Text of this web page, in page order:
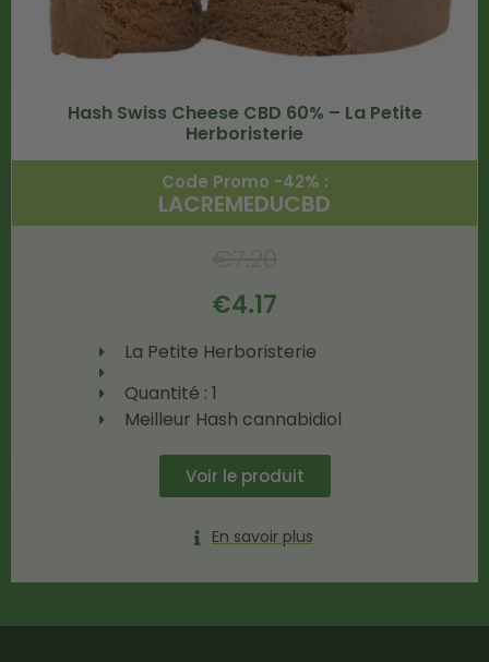
Hash Swiss Cheese CBD 60% – La Petite
Herboristerie
Code Promo -42% :
LACREMEDUCBD
€4.17
La Petite Herboristerie
Quantité : 1
Meilleur Hash cannabidiol
Voir le produit
En savoir plus